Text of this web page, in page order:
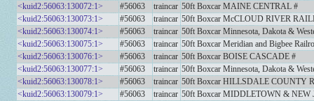
<kuid2:56063:130072:1>
#56063 traincar 50ft Boxcar MAINE CENTRAL #
<kuid2:56063:130073:1>
#56063 traincar 50ft Boxcar McCLOUD RIVER
<kuid2:56063:130074:1>
#56063 traincar 50ft Boxcar Minnesota, Dakota &
<kuid2:56063:130075:1>
#56063 traincar 50ft Boxcar Meridian and Bigbee
<kuid2:56063:130076:1>
#56063 traincar 50ft Boxcar BOISE CASCADE #
<kuid2:56063:130077:1>
#56063 traincar 50ft Boxcar Minnesota, Dakota &
<kuid2:56063:130078:1>
#56063 traincar 50ft Boxcar HILLSDALE COUNTY
<kuid2:56063:130079:1>
#56063 traincar 50ft Boxcar MIDDLETOWN & NEW